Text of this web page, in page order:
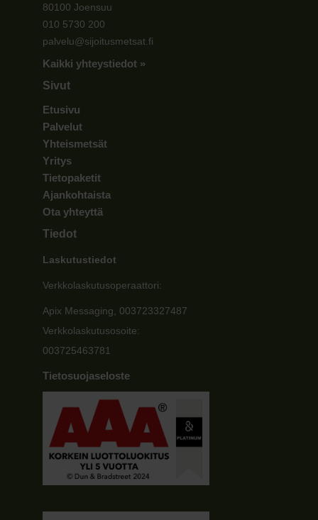
80100 Joensuu
010 5730 200
palvelu@sijoitusmetsat.fi
Kaikki yhteystiedot »
Sivut
Etusivu
Palvelut
Yhteismetsät
Yritys
Tietopaketit
Ajankohtaista
Ota yhteyttä
Tiedot
Laskutustiedot
Verkkolaskutusoperaattori:
Apix Messaging, 003723327487
Verkkolaskutusosoite:
003725463781
Tietosuojaseloste